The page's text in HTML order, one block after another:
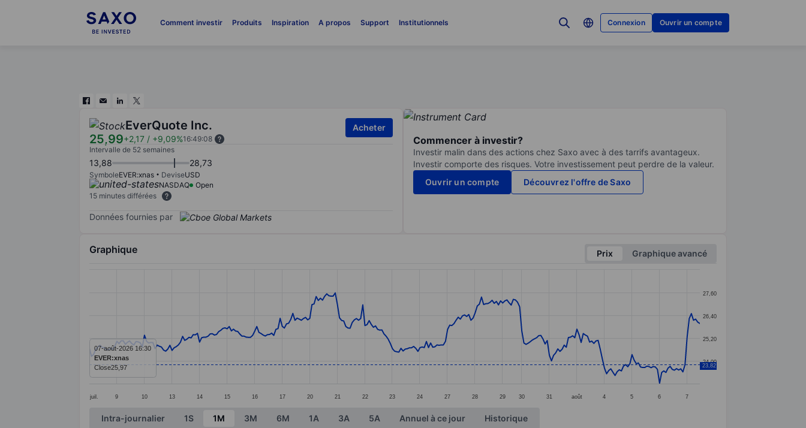
Comment investir Produits Inspiration A propos Support Institutionnels Connexion Ouvrir un compte
EverQuote Inc.
25,99+2,17 / +9,09%16:49:08
Acheter
Intervalle de 52 semaines
13,88 28,73
SymboleEVER:xnas DeviseUSD
NASDAQ
Open
15 minutes différées
Données fournies par
Commencer à investir?
Investir malin dans des actions chez Saxo avec à des tarrifs avantageux.
Investir comporte des risques. Votre investissement peut perdre de la valeur.
Ouvrir un compte
Découvrez l'offre de Saxo
Graphique Prix
Graphique avancé
The chart has 1 X axis displaying categories.
The chart has 1 Y axis displaying values. Data ranges from 22.82 to 27.58.
juil. 9 10 13 14 15 16 17 20 21 22 23 24 27 28 29 30 31 août 4 5 6 7
24,00
25,20
26,40
27,60
23,82
07-août-2026 16:30
EVER:xnas
Close25,97
End of interactive chart.
Intra-journalier 1S 1M 3M 6M 1A 3A 5A Annuel à ce jour Historique